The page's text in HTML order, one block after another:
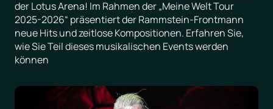
der Lotus Arena! Im Rahmen der „Meine Welt Tour
2025-2026“ präsentiert der Rammstein-Frontmann
neue Hits und zeitlose Kompositionen. Erfahren Sie,
wie Sie Teil dieses musikalischen Events werden
können